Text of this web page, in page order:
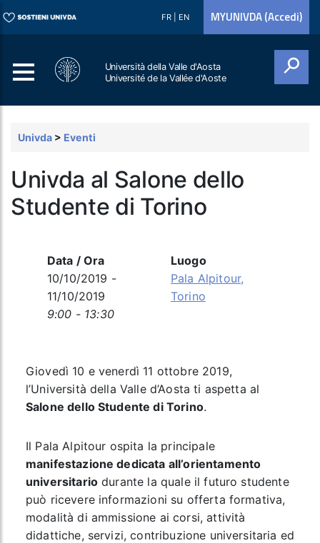
FR EN MYUNIVDA (Accedi)
Università della Valle d'Aosta
Université de la Vallée d'Aoste
Univda > Eventi
Univda al Salone dello
Studente di Torino
Data / Ora
10/10/2019 -
11/10/2019
9:00 - 13:30
Luogo
Pala Alpitour,
Torino
Giovedì 10 e venerdì 11 ottobre 2019,
l’Università della Valle d’Aosta ti aspetta al
Salone dello Studente di Torino.
Il Pala Alpitour ospita la principale
manifestazione dedicata all’orientamento
universitario durante la quale il futuro studente
può ricevere informazioni su offerta formativa,
modalità di ammissione ai corsi, attività
didattiche, servizi, contribuzione universitaria ed